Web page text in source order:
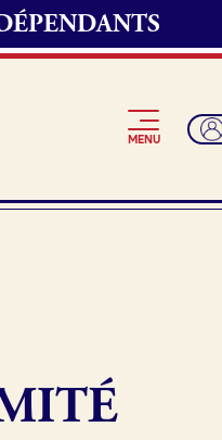
MENU